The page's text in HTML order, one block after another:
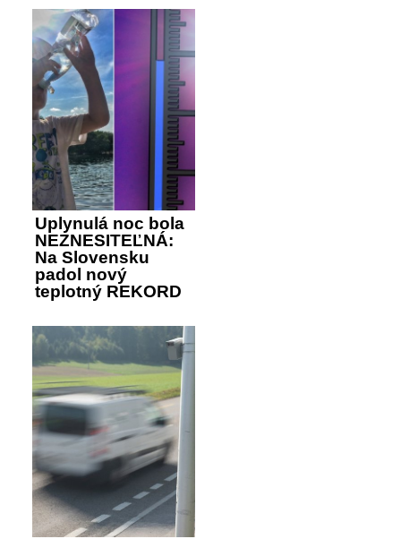
Uplynulá noc bola
NEZNESITEĽNÁ:
Na Slovensku
padol nový
teplotný REKORD